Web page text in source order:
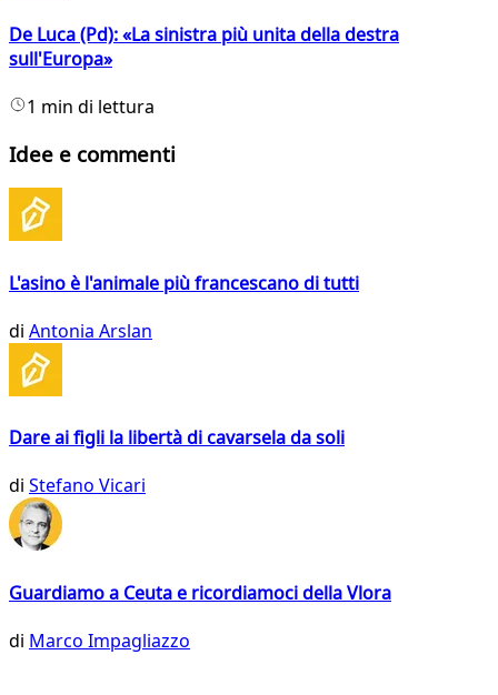
De Luca (Pd): «La sinistra più unita della destra
sull'Europa»
1 min di lettura
Idee e commenti
L'asino è l'animale più francescano di tutti
di Antonia Arslan
Dare ai figli la libertà di cavarsela da soli
di Stefano Vicari
Guardiamo a Ceuta e ricordiamoci della Vlora
di Marco Impagliazzo